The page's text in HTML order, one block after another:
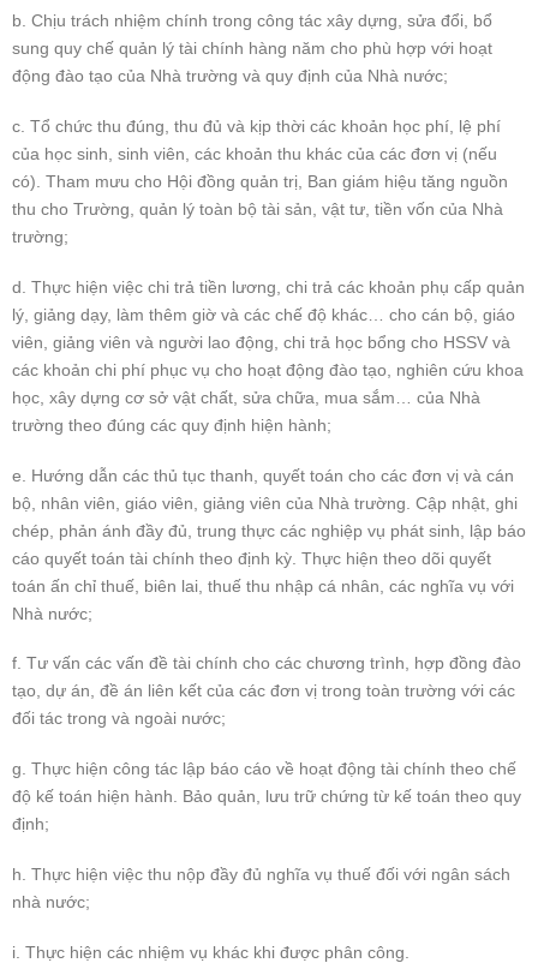
b. Chịu trách nhiệm chính trong công tác xây dựng, sửa đổi, bổ
sung quy chế quản lý tài chính hàng năm cho phù hợp với hoạt
động đào tạo của Nhà trường và quy định của Nhà nước;
c. Tổ chức thu đúng, thu đủ và kịp thời các khoản học phí, lệ phí
của học sinh, sinh viên, các khoản thu khác của các đơn vị (nếu
có). Tham mưu cho Hội đồng quản trị, Ban giám hiệu tăng nguồn
thu cho Trường, quản lý toàn bộ tài sản, vật tư, tiền vốn của Nhà
trường;
d. Thực hiện việc chi trả tiền lương, chi trả các khoản phụ cấp quản
lý, giảng dạy, làm thêm giờ và các chế độ khác… cho cán bộ, giáo
viên, giảng viên và người lao động, chi trả học bổng cho HSSV và
các khoản chi phí phục vụ cho hoạt động đào tạo, nghiên cứu khoa
học, xây dựng cơ sở vật chất, sửa chữa, mua sắm… của Nhà
trường theo đúng các quy định hiện hành;
e. Hướng dẫn các thủ tục thanh, quyết toán cho các đơn vị và cán
bộ, nhân viên, giáo viên, giảng viên của Nhà trường. Cập nhật, ghi
chép, phản ánh đầy đủ, trung thực các nghiệp vụ phát sinh, lập báo
cáo quyết toán tài chính theo định kỳ. Thực hiện theo dõi quyết
toán ấn chỉ thuế, biên lai, thuế thu nhập cá nhân, các nghĩa vụ với
Nhà nước;
f. Tư vấn các vấn đề tài chính cho các chương trình, hợp đồng đào
tạo, dự án, đề án liên kết của các đơn vị trong toàn trường với các
đối tác trong và ngoài nước;
g. Thực hiện công tác lập báo cáo về hoạt động tài chính theo chế
độ kế toán hiện hành. Bảo quản, lưu trữ chứng từ kế toán theo quy
định;
h. Thực hiện việc thu nộp đầy đủ nghĩa vụ thuế đối với ngân sách
nhà nước;
i. Thực hiện các nhiệm vụ khác khi được phân công.